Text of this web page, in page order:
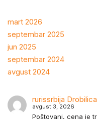
mart 2026
septembar 2025
jun 2025
septembar 2024
avgust 2024
rurissrbija
avgust 3, 2026
Poštovani, cena je